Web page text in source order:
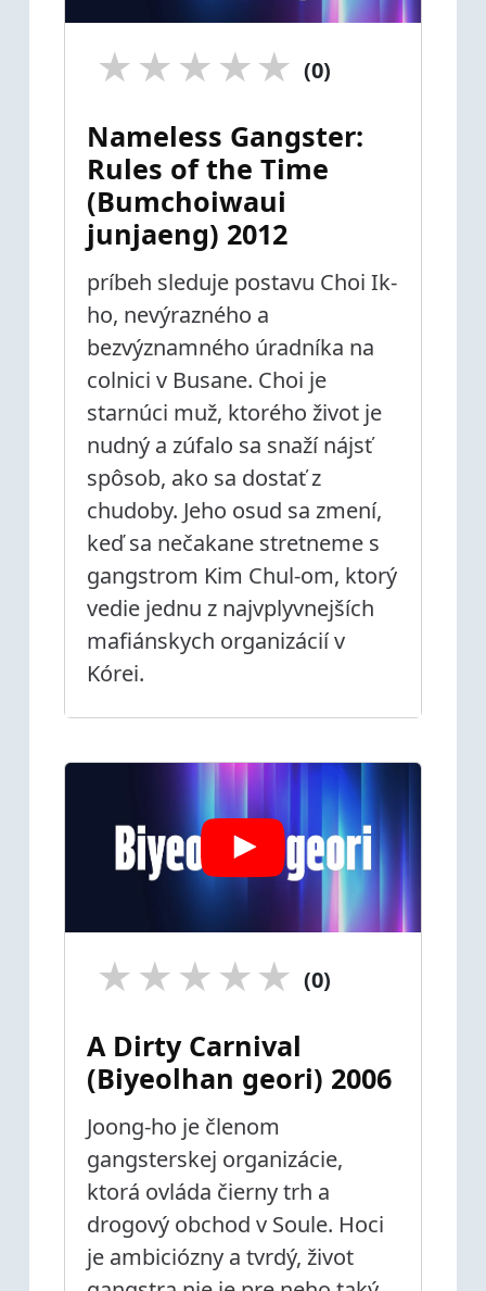
★
★
★
★
★ (0)
Nameless Gangster:
Rules of the Time
(Bumchoiwaui
junjaeng) 2012
príbeh sleduje postavu Choi Ik-
ho, nevýrazného a
bezvýznamného úradníka na
colnici v Busane. Choi je
starnúci muž, ktorého život je
nudný a zúfalo sa snaží nájsť
spôsob, ako sa dostať z
chudoby. Jeho osud sa zmení,
keď sa nečakane stretneme s
gangstrom Kim Chul-om, ktorý
vedie jednu z najvplyvnejších
mafiánskych organizácií v
Kórei.
★
★
★
★
★ (0)
A Dirty Carnival
(Biyeolhan geori) 2006
Joong-ho je členom
gangsterskej organizácie,
ktorá ovláda čierny trh a
drogový obchod v Soule. Hoci
je ambiciózny a tvrdý, život